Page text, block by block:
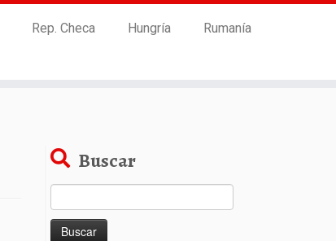
Rep. Checa Hungría
Rumanía
Buscar